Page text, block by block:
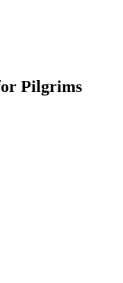
Pilgrims